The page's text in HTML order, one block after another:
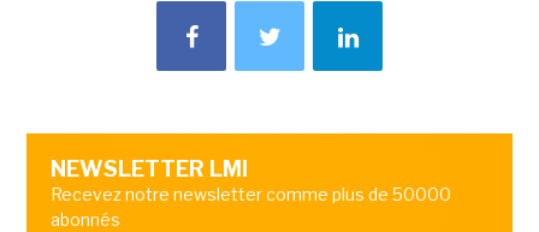
NEWSLETTER LMI
Recevez notre newsletter comme plus de 50000
abonnés